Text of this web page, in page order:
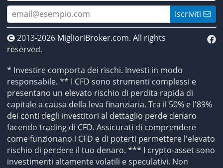
Iscriviti
2013-2026 MiglioriBroker.com. All rights
reserved.
* Investire comporta dei rischi. Investi in modo
responsabile. ** I CFD sono strumenti complessi e
presentano un elevato rischio di perdita rapida di
capitale a causa della leva finanziaria. Tra il 50% e l'89%
dei conti degli investitori al dettaglio perde denaro
facendo trading di CFD. Assicurati di comprendere
come funzionano i CFD e di poterti permettere l'elevato
rischio di perdere il tuo denaro. *** I crypto-asset sono
investimenti altamente volatili e speculativi. Non